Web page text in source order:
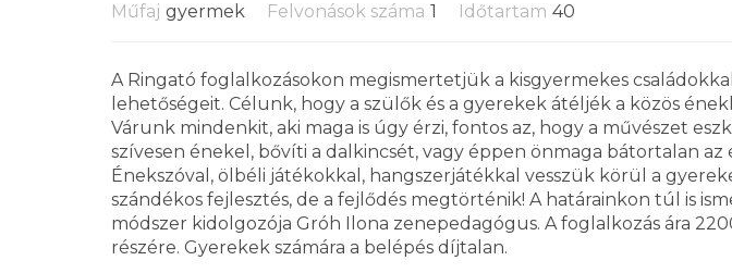
Műfaj gyermek Felvonások száma 1 Időtartam 40
A Ringató foglalkozásokon megismertetjük a kisgyermekes
lehetőségeit. Célunk, hogy a szülők és a gyerekek átéljék a közös
Várunk mindenkit, aki maga is úgy érzi, fontos az, hogy a művészet
szívesen énekel, bővíti a dalkincsét, vagy éppen önmaga bátortalan az
Énekszóval, ölbéli játékokkal, hangszerjátékkal vesszük körül a
szándékos fejlesztés, de a fejlődés megtörténik! A határainkon túl is
módszer kidolgozója Gróh Ilona zenepedagógus. A foglalkozás ára
részére. Gyerekek számára a belépés díjtalan.